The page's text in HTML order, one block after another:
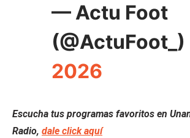
— Actu Foot
(@ActuFoot_)
2026
Escucha tus programas favoritos en
Radio, dale click aquí